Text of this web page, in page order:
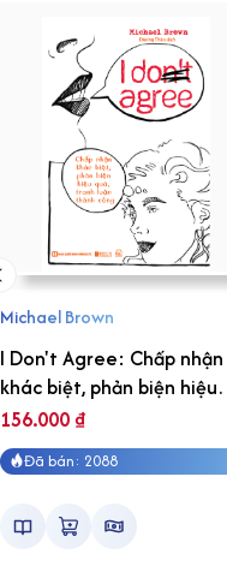
Michael Brown
I Don't Agree: Chấp nhận
khác biệt, phản biện hiệu
quả, tranh luận thành công
156.000₫
Đã bán: 2088